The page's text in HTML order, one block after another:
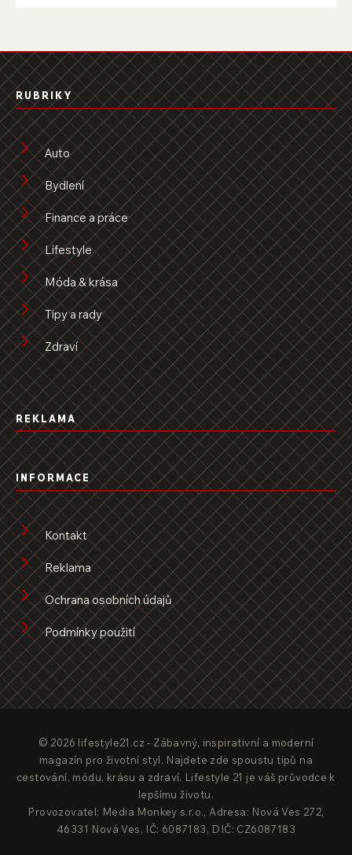
RUBRIKY
Auto
Bydlení
Finance a práce
Lifestyle
Móda & krása
Tipy a rady
Zdraví
REKLAMA
INFORMACE
Kontakt
Reklama
Ochrana osobních údajů
Podmínky použití
© 2026 lifestyle21.cz - Zábavný, inspirativní a moderní
magazín pro životní styl. Najdete zde spoustu tipů na
cestování, módu, krásu a zdraví. Lifestyle 21 je váš průvodce k
lepšímu životu.
Provozovatel: Media Monkey s.r.o., Adresa: Nová Ves 272,
46331 Nová Ves, IČ: 6087183, DIČ: CZ6087183